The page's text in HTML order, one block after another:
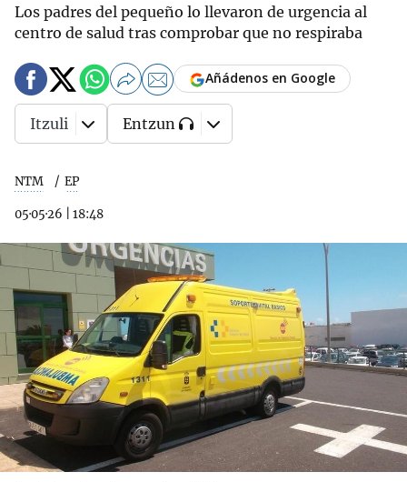
Los padres del pequeño lo llevaron de urgencia al
centro de salud tras comprobar que no respiraba
NTM EP
05·05·26 18:48
Añádenos en Google
Itzuli Entzun